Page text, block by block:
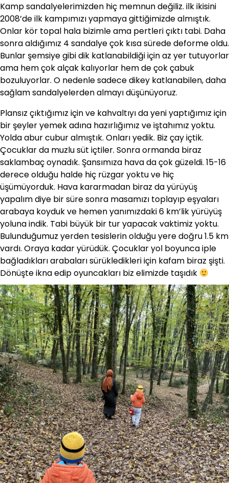
Kamp sandalyelerimizden hiç memnun değiliz. ilk ikisini
2008’de ilk kampımızı yapmaya gittiğimizde almıştık.
Onlar kör topal hala bizimle ama pertleri çıktı tabi. Daha
sonra aldığımız 4 sandalye çok kısa sürede deforme oldu.
Bunlar şemsiye gibi dik katlanabildiği için az yer tutuyorlar
ama hem çok alçak kalıyorlar hem de çok çabuk
bozuluyorlar. O nedenle sadece dikey katlanabilen, daha
sağlam sandalyelerden almayı düşünüyoruz.
Plansız çıktığımız için ve kahvaltıyı da yeni yaptığımız için
bir şeyler yemek adına hazırlığımız ve iştahımız yoktu.
Yolda abur cubur almıştık. Onları yedik. Biz çay içtik.
Çocuklar da muzlu süt içtiler. Sonra ormanda biraz
saklambaç oynadık. Şansımıza hava da çok güzeldi. 15-16
derece olduğu halde hiç rüzgar yoktu ve hiç
üşümüyorduk. Hava kararmadan biraz da yürüyüş
yapalım diye bir süre sonra masamızı toplayıp eşyaları
arabaya koyduk ve hemen yanımızdaki 6 km’lik yürüyüş
yoluna indik. Tabi büyük bir tur yapacak vaktimiz yoktu.
Bulunduğumuz yerden tesislerin olduğu yere doğru 1.5 km
vardı. Oraya kadar yürüdük. Çocuklar yol boyunca iple
bağladıkları arabaları sürükledikleri için kafam biraz şişti.
Dönüşte ikna edip oyuncakları biz elimizde taşıdık